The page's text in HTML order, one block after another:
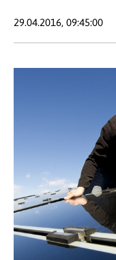
29.04.2016, 09:45:00